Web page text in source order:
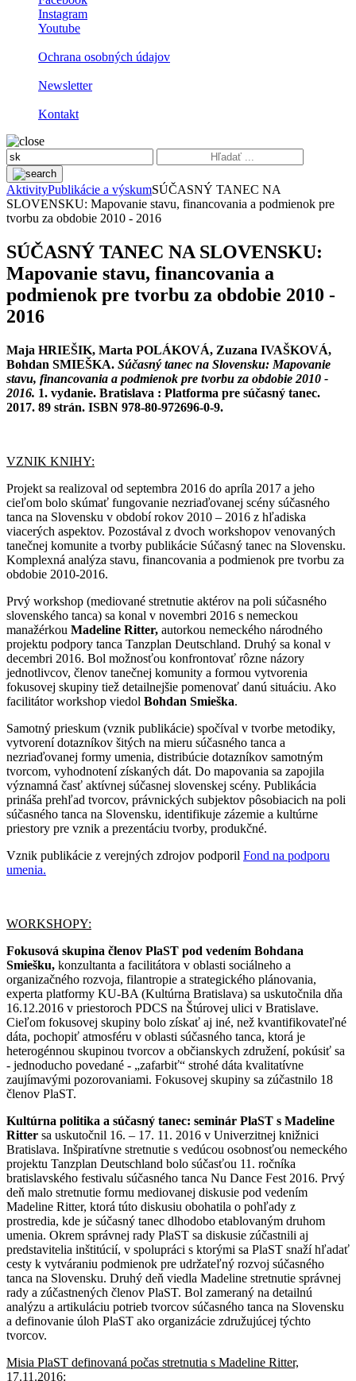
Instagram
Youtube
Ochrana osobných údajov
Newsletter
Kontakt
AktivityPublikácie a výskumSÚČASNÝ TANEC NA
SLOVENSKU: Mapovanie stavu, financovania a podmienok pre
tvorbu za obdobie 2010 - 2016
SÚČASNÝ TANEC NA SLOVENSKU:
Mapovanie stavu, financovania a
podmienok pre tvorbu za obdobie 2010 -
2016
Maja HRIEŠIK, Marta POLÁKOVÁ, Zuzana IVAŠKOVÁ,
Bohdan SMIEŠKA. Súčasný tanec na Slovensku: Mapovanie
stavu, financovania a podmienok pre tvorbu za obdobie 2010 -
2016. 1. vydanie. Bratislava : Platforma pre súčasný tanec.
2017. 89 strán. ISBN 978-80-972696-0-9.
VZNIK KNIHY:
Projekt sa realizoval od septembra 2016 do apríla 2017 a jeho
cieľom bolo skúmať fungovanie nezriaďovanej scény súčasného
tanca na Slovensku v období rokov 2010 – 2016 z hľadiska
viacerých aspektov. Pozostával z dvoch workshopov venovaných
tanečnej komunite a tvorby publikácie Súčasný tanec na Slovensku.
Komplexná analýza stavu, financovania a podmienok pre tvorbu za
obdobie 2010-2016.
Prvý workshop (mediované stretnutie aktérov na poli súčasného
slovenského tanca) sa konal v novembri 2016 s nemeckou
manažérkou Madeline Ritter, autorkou nemeckého národného
projektu podpory tanca Tanzplan Deutschland. Druhý sa konal v
decembri 2016. Bol možnosťou konfrontovať rôzne názory
jednotlivcov, členov tanečnej komunity a formou vytvorenia
fokusovej skupiny tiež detailnejšie pomenovať danú situáciu. Ako
facilitátor workshop viedol Bohdan Smieška.
Samotný prieskum (vznik publikácie) spočíval v tvorbe metodiky,
vytvorení dotazníkov šitých na mieru súčasného tanca a
nezriaďovanej formy umenia, distribúcie dotazníkov samotným
tvorcom, vyhodnotení získaných dát. Do mapovania sa zapojila
významná časť aktívnej súčasnej slovenskej scény. Publikácia
prináša prehľad tvorcov, právnických subjektov pôsobiacich na poli
súčasného tanca na Slovensku, identifikuje zázemie a kultúrne
priestory pre vznik a prezentáciu tvorby, produkčné.
Vznik publikácie z verejných zdrojov podporil Fond na podporu
umenia.
WORKSHOPY:
Fokusová skupina členov PlaST pod vedením Bohdana
Smiešku, konzultanta a facilitátora v oblasti sociálneho a
organizačného rozvoja, filantropie a strategického plánovania,
experta platformy KU-BA (Kultúrna Bratislava) sa uskutočnila dňa
16.12.2016 v priestoroch PDCS na Štúrovej ulici v Bratislave.
Cieľom fokusovej skupiny bolo získať aj iné, než kvantifikovateľné
dáta, pochopiť atmosféru v oblasti súčasného tanca, ktorá je
heterogénnou skupinou tvorcov a občianskych združení, pokúsiť sa
- jednoducho povedané - „zafarbiť“ strohé dáta kvalitatívne
zaujímavými pozorovaniami. Fokusovej skupiny sa zúčastnilo 18
členov PlaST.
Kultúrna politika a súčasný tanec: seminár PlaST s Madeline
Ritter sa uskutočnil 16. – 17. 11. 2016 v Univerzitnej knižnici
Bratislava. Inšpiratívne stretnutie s vedúcou osobnosťou nemeckého
projektu Tanzplan Deutschland bolo súčasťou 11. ročníka
bratislavského festivalu súčasného tanca Nu Dance Fest 2016. Prvý
deň malo stretnutie formu mediovanej diskusie pod vedením
Madeline Ritter, ktorá túto diskusiu obohatila o pohľady z
prostredia, kde je súčasný tanec dlhodobo etablovaným druhom
umenia. Okrem správnej rady PlaST sa diskusie zúčastnili aj
predstavitelia inštitúcií, v spolupráci s ktorými sa PlaST snaží hľadať
cesty k vytváraniu podmienok pre udržateľný rozvoj súčasného
tanca na Slovensku. Druhý deň viedla Madeline stretnutie správnej
rady a zúčastnených členov PlaST. Bol zameraný na detailnú
analýzu a artikuláciu potrieb tvorcov súčasného tanca na Slovensku
a definovanie úloh PlaST ako organizácie združujúcej týchto
tvorcov.
Misia PlaST definovaná počas stretnutia s Madeline Ritter,
17.11.2016: